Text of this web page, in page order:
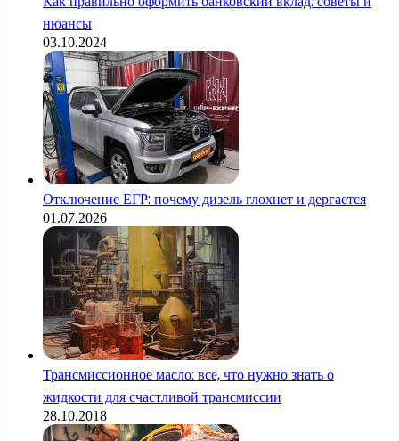
нюансы
03.10.2024
Отключение ЕГР: почему дизель глохнет и дергается
01.07.2026
Трансмиссионное масло: все, что нужно знать о
жидкости для счастливой трансмиссии
28.10.2018